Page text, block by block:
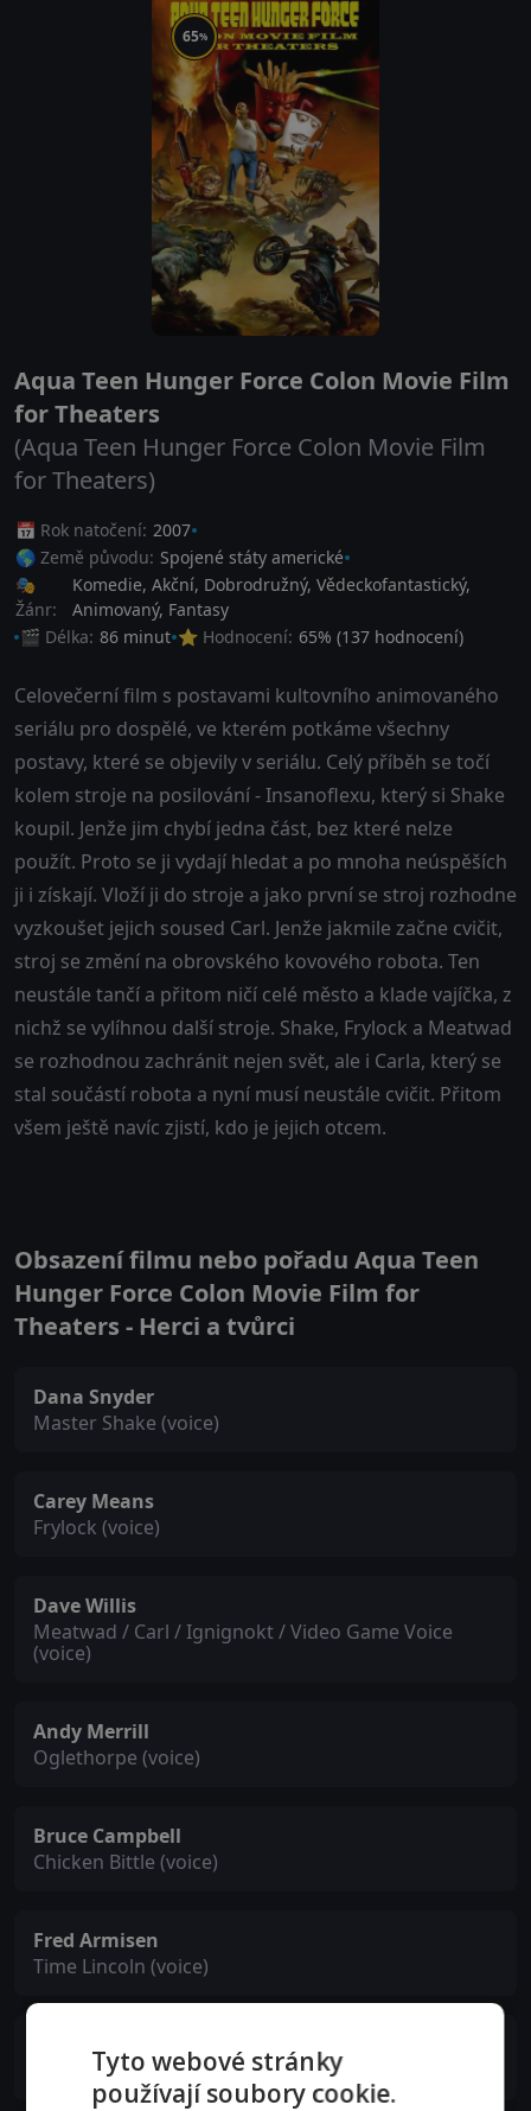
65%
Aqua Teen Hunger Force Colon Movie Film
for Theaters
(Aqua Teen Hunger Force Colon Movie Film
for Theaters)
📅 Rok natočení: 2007
🌎 Země původu: Spojené státy americké
🎭
Žánr:
Komedie, Akční, Dobrodružný, Vědeckofantastický,
Animovaný, Fantasy
🎬 Délka: 86 minut ⭐ Hodnocení: 65% (137 hodnocení)
Celovečerní film s postavami kultovního animovaného
seriálu pro dospělé, ve kterém potkáme všechny
postavy, které se objevily v seriálu. Celý příběh se točí
kolem stroje na posilování - Insanoflexu, který si Shake
koupil. Jenže jim chybí jedna část, bez které nelze
použít. Proto se ji vydají hledat a po mnoha neúspěších
ji i získají. Vloží ji do stroje a jako první se stroj rozhodne
vyzkoušet jejich soused Carl. Jenže jakmile začne cvičit,
stroj se změní na obrovského kovového robota. Ten
neustále tančí a přitom ničí celé město a klade vajíčka, z
nichž se vylíhnou další stroje. Shake, Frylock a Meatwad
se rozhodnou zachránit nejen svět, ale i Carla, který se
stal součástí robota a nyní musí neustále cvičit. Přitom
všem ještě navíc zjistí, kdo je jejich otcem.
Obsazení filmu nebo pořadu Aqua Teen
Hunger Force Colon Movie Film for
Theaters - Herci a tvůrci
Dana Snyder
Master Shake (voice)
Carey Means
Frylock (voice)
Dave Willis
Meatwad / Carl / Ignignokt / Video Game Voice
(voice)
Andy Merrill
Oglethorpe (voice)
Bruce Campbell
Chicken Bittle (voice)
Fred Armisen
Time Lincoln (voice)
Walter Melon (voice)
Tyto webové stránky
používají soubory cookie.